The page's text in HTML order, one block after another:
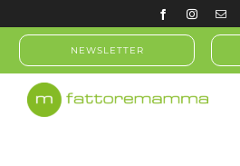
contenuto
NEWSLETTER